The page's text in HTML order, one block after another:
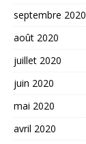
septembre 2020
août 2020
juillet 2020
juin 2020
mai 2020
avril 2020